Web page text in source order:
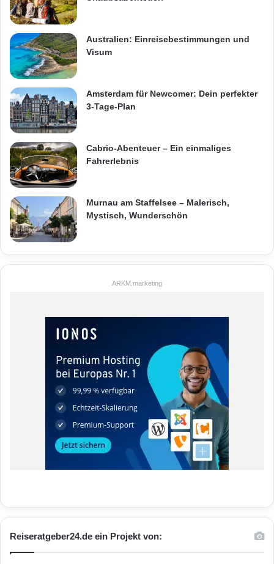
Australien: Einreisebestimmungen und
Visum
Amsterdam für Newcomer: Dein perfekter
3-Tage-Plan
Cabrio-Abenteuer – Ein einmaliges
Fahrerlebnis
Murnau am Staffelsee – Malerisch,
Mystisch, Wunderschön
ARKM.marketing
Reiseratgeber24.de ein Projekt von: